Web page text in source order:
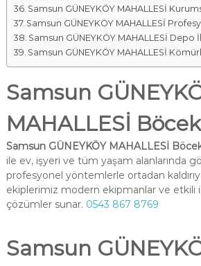
Samsun GÜNEYKÖY MAHALLESİ
Samsun GÜNEYKÖY MAHALLESİ
Samsun GÜNEYKÖY MAHALLESİ Depo
Samsun GÜNEYKÖY MAHALLESİ
Samsun
MAHALLESİ
Samsun GÜNEYKÖY MAHALLESİ
ile ev, işyeri ve tüm yaşam alanlarında
profesyonel yöntemlerle ortadan
ekiplerimiz modern ekipmanlar ve etkili
çözümler sunar. 0543 867 8769
Samsun